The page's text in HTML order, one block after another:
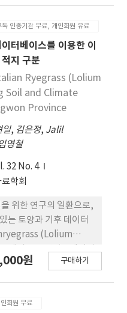
독 인증기관 무료, 개인회원 유료
터베이스를 이용한 이
지 구분
Ryegrass (Lolium
Soil and Climate
Province
일, 김은정, Jalil
임영철
32 No. 4
학회
위한 연구의 일환으로,
는 토양과 기후 데이터
(Lolium
. 토양 데이터베이스는
, 유효 토심 및 암반노
원 구매하기
회원 무료